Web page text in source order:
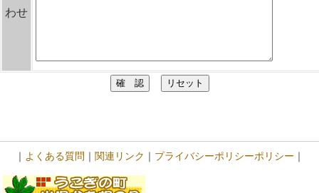
わせ
｜ よくある質問 ｜ 関連リンク ｜ プライバシーポリシーポリシー ｜